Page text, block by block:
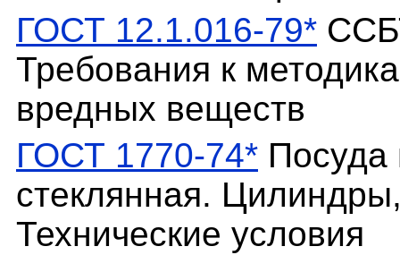
ГОСТ 12.1.016-79*
Требования к
вредных веществ
ГОСТ 1770-74* Посуда
стеклянная.
Технические условия